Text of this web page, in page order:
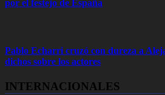
por el festejo de España
Pablo Echarri cruzó con dureza a
dichos sobre los actores
INTERNACIONALES